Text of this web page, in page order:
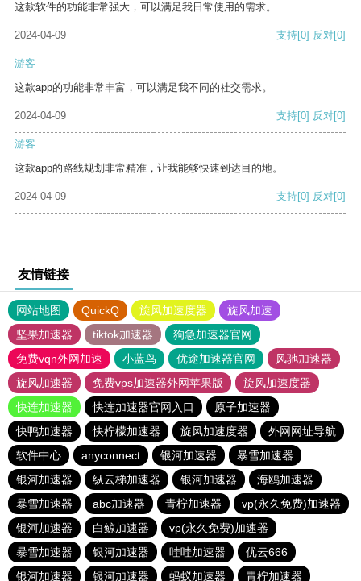
这款软件的功能非常强大，可以满足我日常使用的需求。
2024-04-09 支持[0] 反对[0]
游客
这款app的功能非常丰富，可以满足我不同的社交需求。
2024-04-09 支持[0] 反对[0]
游客
这款app的路线规划非常精准，让我能够快速到达目的地。
2024-04-09 支持[0] 反对[0]
友情链接
网站地图 QuickQ 旋风加速度器
旋风加速
坚果加速器
tiktok加速器
狗急加速器官网
免费vqn外网加速
小蓝鸟 优途加速器官网
风驰加速器
旋风加速器
免费vps加速器外网苹果版
旋风加速度器
快连加速器
快连加速器官网入口
原子加速器
快鸭加速器
快柠檬加速器 旋风加速度器
外网网址导航
软件中心
anyconnect 银河加速器
暴雪加速器
银河加速器
纵云梯加速器 银河加速器
海鸥加速器
暴雪加速器
abc加速器 青柠加速器
vp(永久免费)加速器
银河加速器
白鲸加速器
vp(永久免费)加速器
暴雪加速器
银河加速器 哇哇加速器
优云666
银河加速器
银河加速器 蚂蚁加速器 青柠加速器